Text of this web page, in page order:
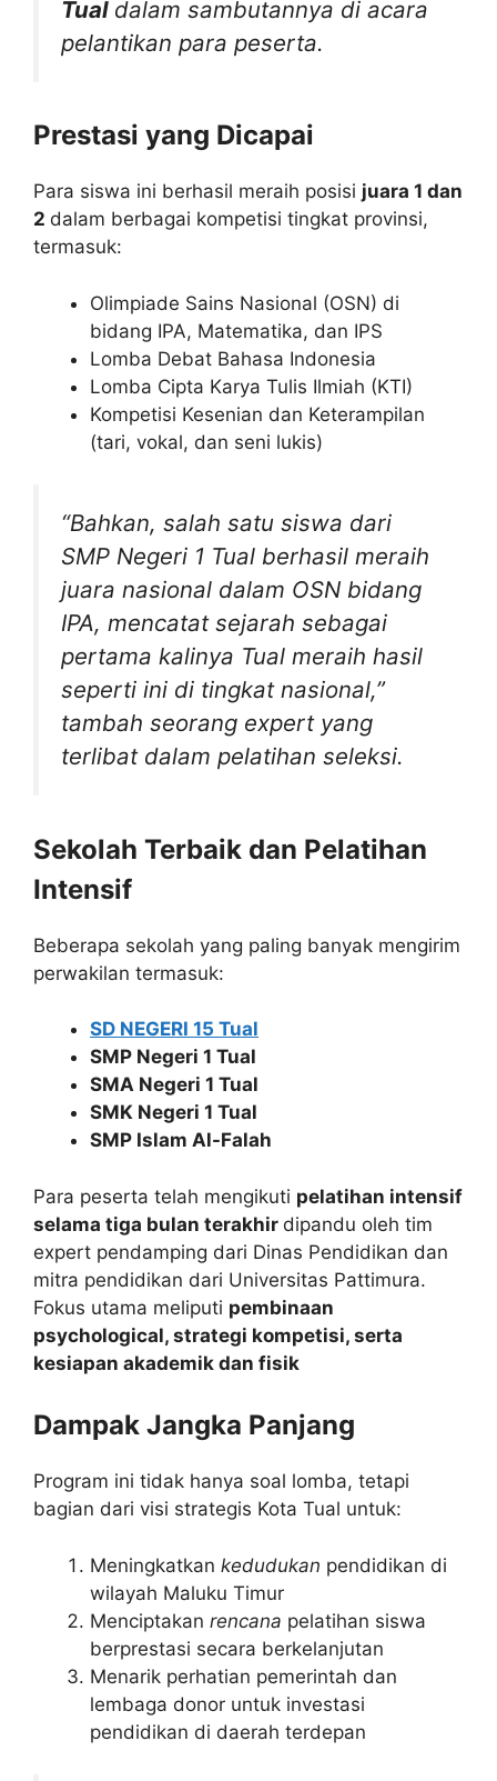
Tual dalam sambutannya di acara
pelantikan para peserta.
Prestasi yang Dicapai
Para siswa ini berhasil meraih posisi juara 1 dan
2 dalam berbagai kompetisi tingkat provinsi,
termasuk:
Olimpiade Sains Nasional (OSN) di
bidang IPA, Matematika, dan IPS
Lomba Debat Bahasa Indonesia
Lomba Cipta Karya Tulis Ilmiah (KTI)
Kompetisi Kesenian dan Keterampilan
(tari, vokal, dan seni lukis)
“Bahkan, salah satu siswa dari
SMP Negeri 1 Tual berhasil meraih
juara nasional dalam OSN bidang
IPA, mencatat sejarah sebagai
pertama kalinya Tual meraih hasil
seperti ini di tingkat nasional,”
tambah seorang expert yang
terlibat dalam pelatihan seleksi.
Sekolah Terbaik dan Pelatihan
Intensif
Beberapa sekolah yang paling banyak mengirim
perwakilan termasuk:
SD NEGERI 15 Tual
SMP Negeri 1 Tual
SMA Negeri 1 Tual
SMK Negeri 1 Tual
SMP Islam Al-Falah
Para peserta telah mengikuti pelatihan intensif
selama tiga bulan terakhir dipandu oleh tim
expert pendamping dari Dinas Pendidikan dan
mitra pendidikan dari Universitas Pattimura.
Fokus utama meliputi pembinaan
psychological, strategi kompetisi, serta
kesiapan akademik dan fisik
Dampak Jangka Panjang
Program ini tidak hanya soal lomba, tetapi
bagian dari visi strategis Kota Tual untuk:
Meningkatkan kedudukan pendidikan di
wilayah Maluku Timur
Menciptakan rencana pelatihan siswa
berprestasi secara berkelanjutan
Menarik perhatian pemerintah dan
lembaga donor untuk investasi
pendidikan di daerah terdepan